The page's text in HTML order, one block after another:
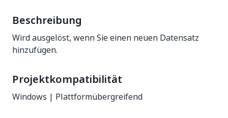
Beschreibung
Wird ausgelöst, wenn Sie einen neuen Datensatz
hinzufügen.
Projektkompatibilität
Windows | Plattformübergreifend